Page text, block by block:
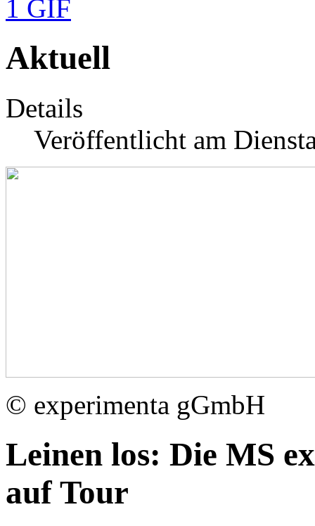
Aktuell
Details
Veröffentlicht am
© experimenta gGmbH
Leinen los: Die MS
auf Tour